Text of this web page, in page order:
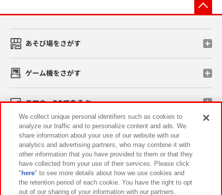
あそび場をさがす
ゲーム機をさがす
スマホ・PCであそぶ
イベント・キャンペーン
関連会社 サステナビリティ サイトポリシー
We collect unique personal identifiers such as cookies to
analyze our traffic and to personalize content and ads. We
share information about your use of our website with our
analytics and advertising partners, who may combine it with
other information that you have provided to them or that they
have collected from your use of their services. Please click
" here" to see more details about how we use cookies and
the retention period of each cookie. You have the right to opt
out of our sharing of your information with our partners.